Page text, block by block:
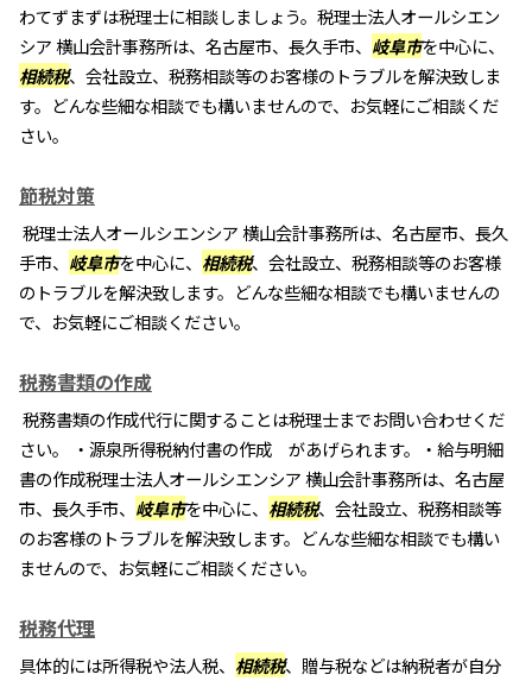
わてずまずは税理士に相談しましょう。税理士法人オールシエン
シア 横山会計事務所は、名古屋市、長久手市、 岐阜市を中心に、
相続税、会社設立、税務相談等のお客様のトラブルを解決致しま
す。どんな些細な相談でも構いませんので、お気軽にご相談くだ
さい。
節税対策
税理士法人オールシエンシア 横山会計事務所は、名古屋市、長久
手市、 岐阜市を中心に、 相続税、会社設立、税務相談等のお客様
のトラブルを解決致します。どんな些細な相談でも構いませんの
で、お気軽にご相談ください。
税務書類の作成
税務書類の作成代行に関することは税理士までお問い合わせくだ
さい。 ・源泉所得税納付書の作成 があげられます。・給与明細
書の作成税理士法人オールシエンシア 横山会計事務所は、名古屋
市、長久手市、 岐阜市を中心に、 相続税、会社設立、税務相談等
のお客様のトラブルを解決致します。どんな些細な相談でも構い
ませんので、お気軽にご相談ください。
税務代理
具体的には所得税や法人税、 相続税、贈与税などは納税者が自分